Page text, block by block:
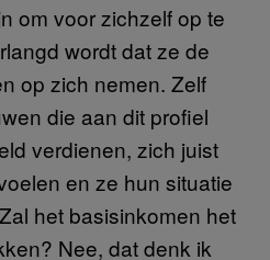
om voor zichzelf op te
wordt dat ze de
op zich nemen. Zelf
die aan dit profiel
verdienen, zich juist
en ze hun situatie
het basisinkomen het
Nee, dat denk ik